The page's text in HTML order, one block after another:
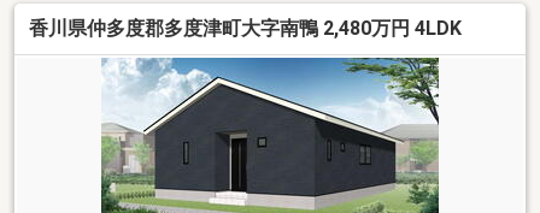
香川県仲多度郡多度津町大字南鴨 2,480万円 4LDK